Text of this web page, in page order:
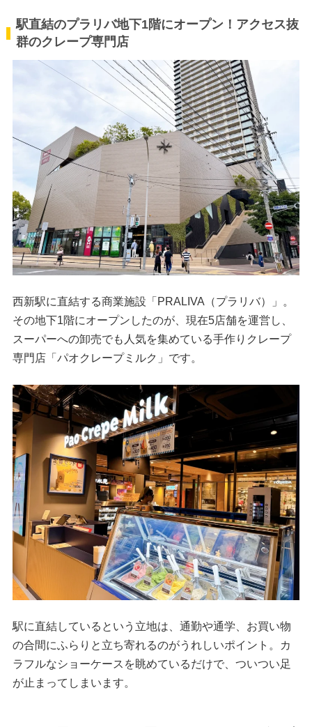
駅直結のプラリバ地下1階にオープン！アクセス抜
群のクレープ専門店
西新駅に直結する商業施設「PRALIVA（プラリバ）」。
その地下1階にオープンしたのが、現在5店舗を運営し、
スーパーへの卸売でも人気を集めている手作りクレープ
専門店「パオクレープミルク」です。
駅に直結しているという立地は、通勤や通学、お買い物
の合間にふらりと立ち寄れるのがうれしいポイント。カ
ラフルなショーケースを眺めているだけで、ついつい足
が止まってしまいます。